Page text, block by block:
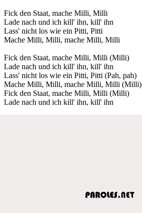
Fick den Staat, mache Milli, Milli
Lade nach und ich kill' ihn, kill' ihn
Lass' nicht los wie ein Pitti, Pitti
Mache Milli, Milli, mache Milli, Milli
Fick den Staat, mache Milli, Milli (Milli)
Lade nach und ich kill' ihn, kill' ihn
Lass' nicht los wie ein Pitti, Pitti (Pah, pah)
Mache Milli, Milli, mache Milli, Milli (Milli)
Fick den Staat, mache Milli, Milli (Milli)
Lade nach und ich kill' ihn, kill' ihn